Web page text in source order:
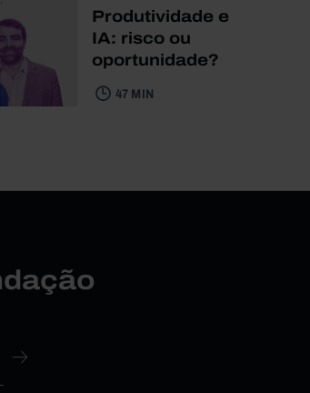
Produtividade e
IA: risco ou
oportunidade?
47 MIN